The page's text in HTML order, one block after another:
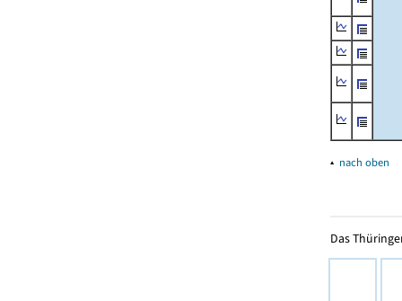
▴ nach oben
Das